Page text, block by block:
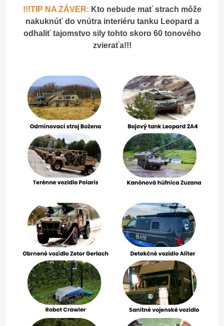
!!!TIP NA ZÁVER: Kto nebude mať strach môže
nakuknúť do vnútra interiéru tanku Leopard a
odhaliť tajomstvo sily tohto skoro 60 tonového
zvieraťa!!!